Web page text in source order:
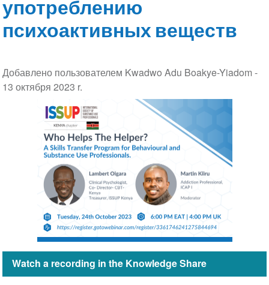
употреблению
психоактивных веществ
Добавлено пользователем Kwadwo Adu Boakye-Yiadom -
13 октября 2023 r.
Watch a recording in the Knowledge Share